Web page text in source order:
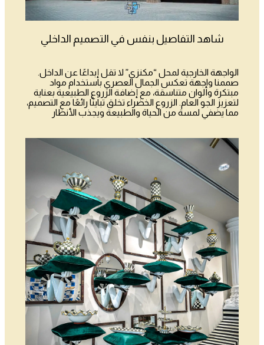
شاهد التفاصيل بنفس في التصميم الداخلي
الواجهة الخارجية لمحل “مكنزي” لا تقل إبداعًا عن الداخل.
صممنا واجهة تعكس الجمال العصري باستخدام مواد
مبتكرة وألوان متناسقة، مع إضافة الزروع الطبيعية بعناية
لتعزيز الجو العام. الزروع الخضراء تخلق تباينًا رائعًا مع التصميم،
مما يضفي لمسة من الحياة والطبيعة ويجذب الأنظار